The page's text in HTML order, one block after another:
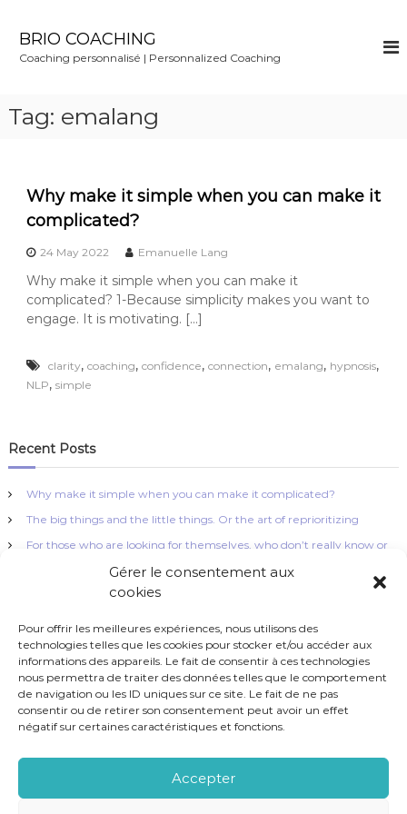
Gérer le consentement aux
cookies
Pour offrir les meilleures expériences, nous utilisons des
technologies telles que les cookies pour stocker et/ou accéder aux
informations des appareils. Le fait de consentir à ces technologies
nous permettra de traiter des données telles que le comportement
de navigation ou les ID uniques sur ce site. Le fait de ne pas
consentir ou de retirer son consentement peut avoir un effet
négatif sur certaines caractéristiques et fonctions.
Accepter
BRIO COACHING
Coaching personnalisé | Personnalized Coaching
Tag: emalang
Why make it simple when you can make it
complicated?
24 May 2022 Emanuelle Lang
Why make it simple when you can make it
complicated? 1-Because simplicity makes you want to
engage. It is motivating. […]
clarity, coaching, confidence, connection, emalang, hypnosis,
NLP, simple
Recent Posts
Why make it simple when you can make it complicated?
The big things and the little things. Or the art of reprioritizing
For those who are looking for themselves, who don’t really know or
Brio Coaching - Tous droits réservés 2023